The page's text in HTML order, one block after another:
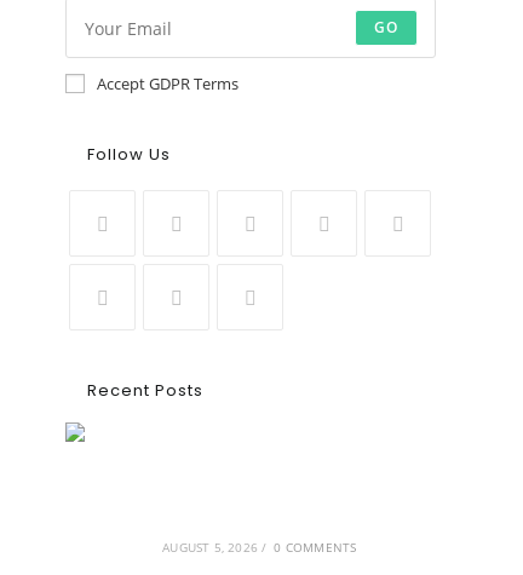
GO
Accept GDPR Terms
Follow Us
Recent Posts
AUGUST 5, 2026 / 0 COMMENTS